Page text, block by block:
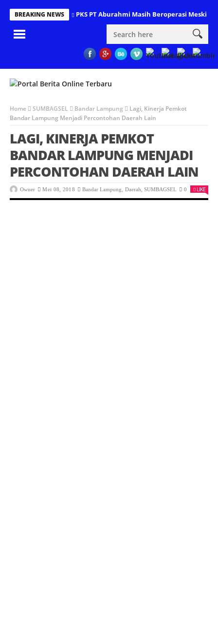
BREAKING NEWS PKS PT Aburahmi Masih Beroperasi Meski
Home SUMBAGSEL Bandar Lampung
Lagi, Kinerja Pemkot
Bandar Lampung Menjadi Percontohan Daerah Lain
LAGI, KINERJA PEMKOT
BANDAR LAMPUNG MENJADI
PERCONTOHAN DAERAH LAIN
Owner Mei 08, 2018 Bandar Lampung Daerah ,SUMBAGSEL 0 LIKE